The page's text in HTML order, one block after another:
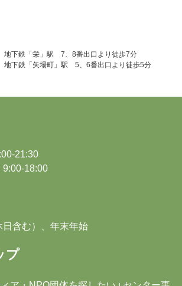
地下鉄「栄」駅 7、8番出口より徒歩7分
地下鉄「矢場町」駅 5、6番出口より徒歩5分
21:30
9:00-18:00
含む）、年末年始
プ